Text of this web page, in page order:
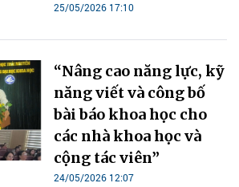
25/05/2026 17:10
“Nâng cao năng lực, kỹ
năng viết và công bố
bài báo khoa học cho
các nhà khoa học và
cộng tác viên”
24/05/2026 12:07